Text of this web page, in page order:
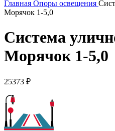
Главная Опоры освещения
Морячок 1-5,0
Система
Морячок 1-5,0
25373 ₽